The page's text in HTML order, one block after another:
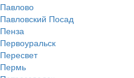
Павлово
Павловский Посад
Пенза
Первоуральск
Пересвет
Пермь